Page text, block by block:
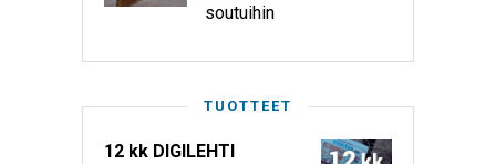
soutuihin
TUOTTEET
12 kk DIGILEHTI